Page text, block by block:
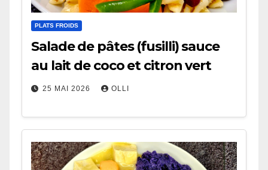
PLATS FROIDS
Salade de pâtes (fusilli) sauce
au lait de coco et citron vert
25 MAI 2026 OLLI